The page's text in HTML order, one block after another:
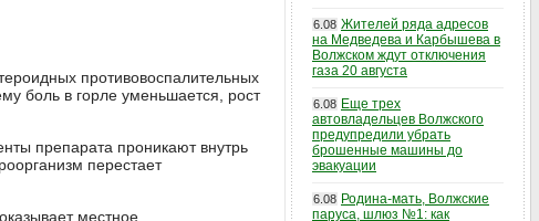
противовоспалительных
боль в горле уменьшается, рост
препарата проникают внутрь
перестает
местное
6.08 Жителей ряда адресов
на Медведева и Карбышева в
Волжском ждут отключения
газа 20 августа
6.08 Еще трех
автовладельцев Волжского
предупредили убрать
брошенные машины до
эвакуации
6.08 Родина-мать, Волжские
паруса, шлюз №1: как